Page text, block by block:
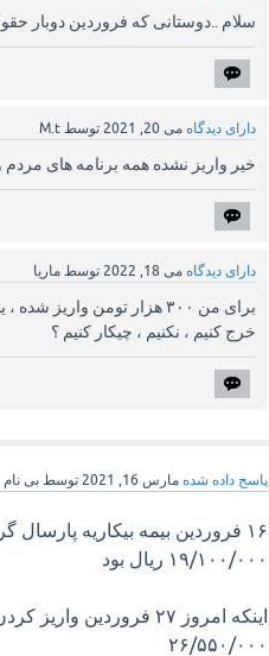
سلام ..دوستانی که فروردین دوبار
دارای دیدگاه می 20, 2021 توسطM.t
خیر واریز نشده همه برنامه های مردم
دارای دیدگاه می 18, 2022 توسطماریا
برای من ۳۰۰ هزار تومن واریز شده ، ینی چی؟
خرج کنیم ، نکنیم ، چیکار کنیم ؟
پاسخ داده شده مارس 16, 2021 توسطبی نام
۱۹/۱۰۰/۰۰۰ ریال بود
۲۶/۵۵۰/۰۰۰